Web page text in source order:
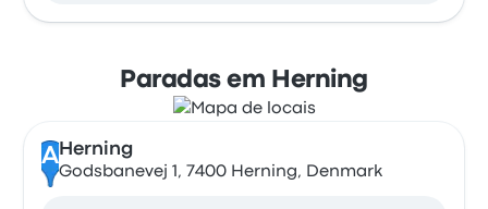
Paradas em Herning
A Herning
Godsbanevej 1, 7400 Herning, Denmark